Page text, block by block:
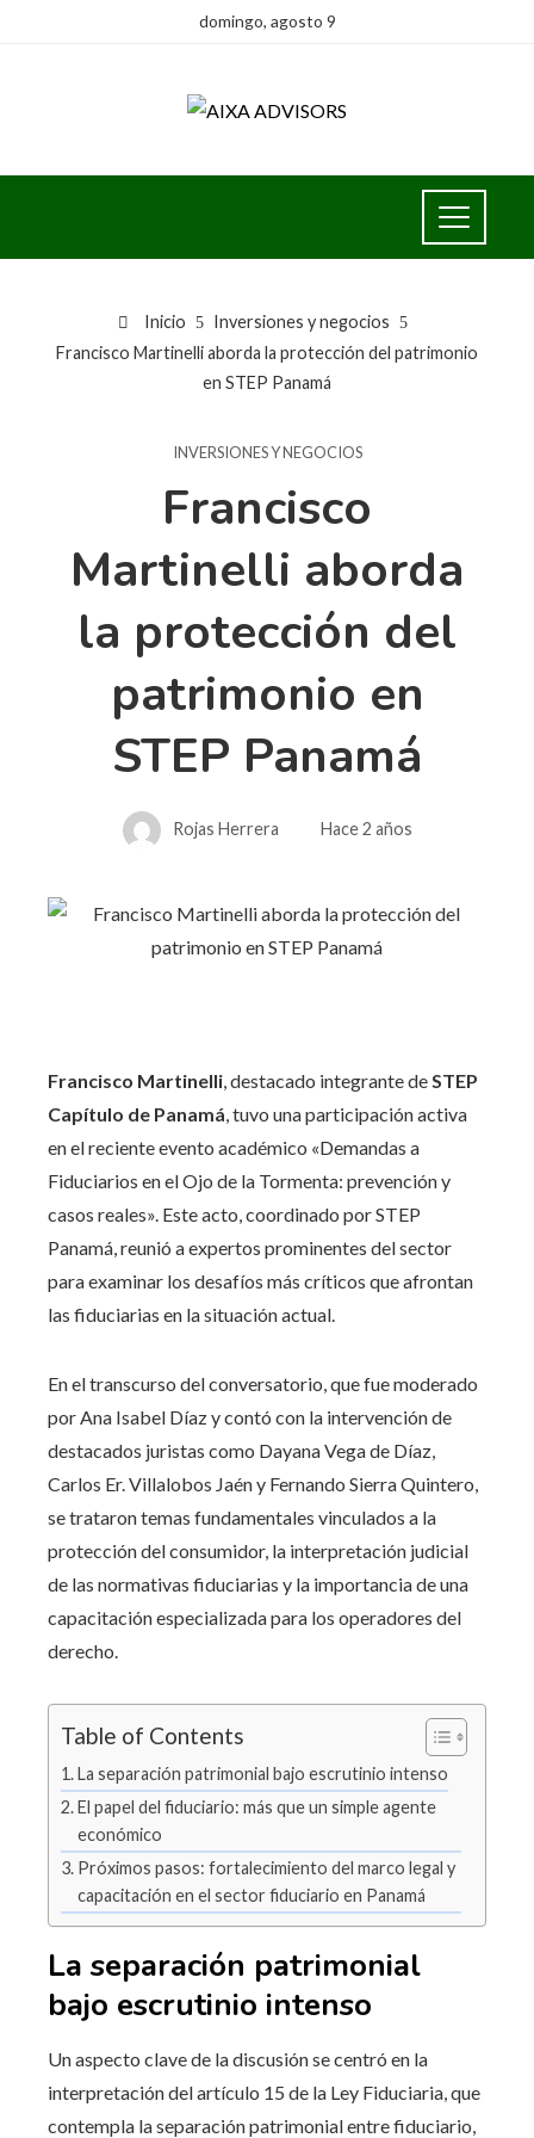
domingo, agosto 9
Inicio
Inversiones y negocios
Francisco Martinelli aborda la protección del patrimonio
en STEP Panamá
INVERSIONES Y NEGOCIOS
Francisco
Martinelli aborda
la protección del
patrimonio en
STEP Panamá
Rojas Herrera Hace 2 años
Francisco Martinelli, destacado integrante deSTEP
Capítulo de Panamá, tuvo una participación activa
en el reciente evento académico «Demandas a
Fiduciarios en el Ojo de la Tormenta: prevención y
casos reales». Este acto, coordinado por STEP
Panamá, reunió a expertos prominentes del sector
para examinar los desafíos más críticos que afrontan
las fiduciarias en la situación actual.
En el transcurso del conversatorio, que fue moderado
por Ana Isabel Díaz y contó con la intervención de
destacados juristas como Dayana Vega de Díaz,
Carlos Er. Villalobos Jaén y Fernando Sierra Quintero,
se trataron temas fundamentales vinculados a la
protección del consumidor, la interpretación judicial
de las normativas fiduciarias y la importancia de una
capacitación especializada para los operadores del
derecho.
Table of Contents
La separación patrimonial bajo escrutinio intenso
El papel del fiduciario: más que un simple agente
económico
Próximos pasos: fortalecimiento del marco legal y
capacitación en el sector fiduciario en Panamá
La separación patrimonial
bajo escrutinio intenso
Un aspecto clave de la discusión se centró en la
interpretación del artículo 15 de la Ley Fiduciaria, que
contempla la separación patrimonial entre fiduciario,